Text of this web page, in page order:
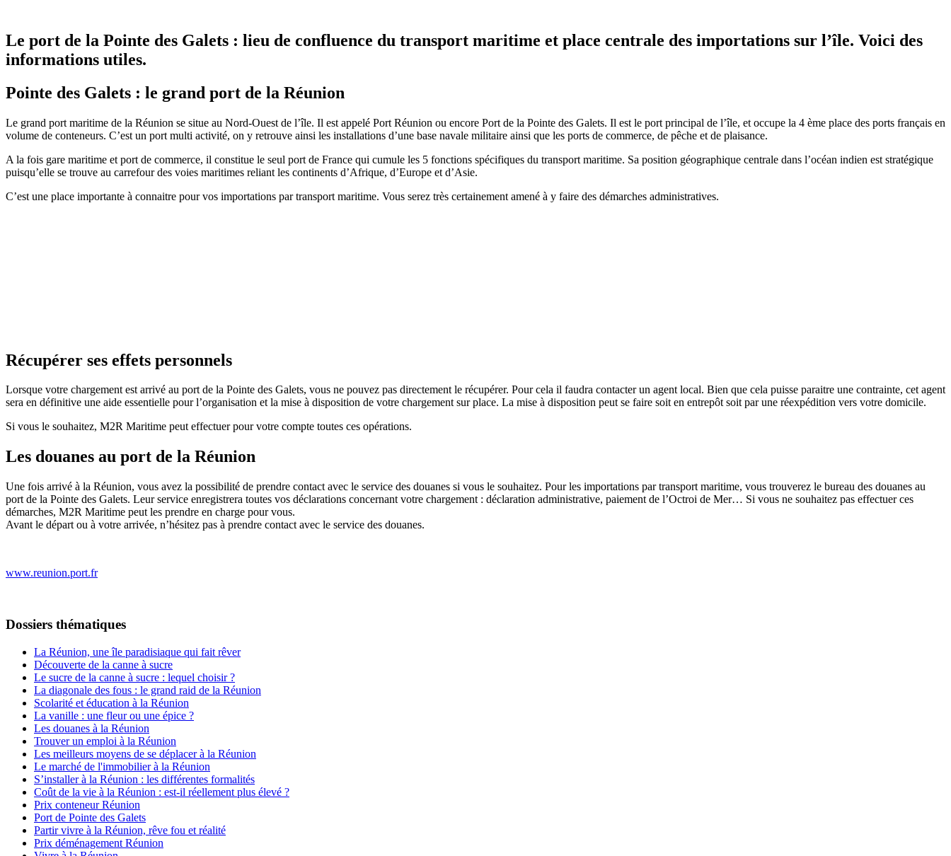
Le port de la Pointe des Galets : lieu de confluence du transport maritime et place centrale des importations sur l’île. Voici des
informations utiles.
Pointe des Galets : le grand port de la Réunion
Le grand port maritime de la Réunion se situe au Nord-Ouest de l’île. Il est appelé Port Réunion ou encore Port de la Pointe des Galets. Il est le port principal de l’île, et occupe la 4 ème place des ports français en
volume de conteneurs. C’est un port multi activité, on y retrouve ainsi les installations d’une base navale militaire ainsi que les ports de commerce, de pêche et de plaisance.
A la fois gare maritime et port de commerce, il constitue le seul port de France qui cumule les 5 fonctions spécifiques du transport maritime. Sa position géographique centrale dans l’océan indien est stratégique
puisqu’elle se trouve au carrefour des voies maritimes reliant les continents d’Afrique, d’Europe et d’Asie.
C’est une place importante à connaitre pour vos importations par transport maritime. Vous serez très certainement amené à y faire des démarches administratives.
Récupérer ses effets personnels
Lorsque votre chargement est arrivé au port de la Pointe des Galets, vous ne pouvez pas directement le récupérer. Pour cela il faudra contacter un agent local. Bien que cela puisse paraitre une contrainte, cet agent
sera en définitive une aide essentielle pour l’organisation et la mise à disposition de votre chargement sur place. La mise à disposition peut se faire soit en entrepôt soit par une réexpédition vers votre domicile.
Si vous le souhaitez, M2R Maritime peut effectuer pour votre compte toutes ces opérations.
Les douanes au port de la Réunion
Une fois arrivé à la Réunion, vous avez la possibilité de prendre contact avec le service des douanes si vous le souhaitez. Pour les importations par transport maritime, vous trouverez le bureau des douanes au
port de la Pointe des Galets. Leur service enregistrera toutes vos déclarations concernant votre chargement : déclaration administrative, paiement de l’Octroi de Mer… Si vous ne souhaitez pas effectuer ces
démarches, M2R Maritime peut les prendre en charge pour vous.
Avant le départ ou à votre arrivée, n’hésitez pas à prendre contact avec le service des douanes.
www.reunion.port.fr
Dossiers thématiques
La Réunion, une île paradisiaque qui fait rêver
Découverte de la canne à sucre
Le sucre de la canne à sucre : lequel choisir ?
La diagonale des fous : le grand raid de la Réunion
Scolarité et éducation à la Réunion
La vanille : une fleur ou une épice ?
Les douanes à la Réunion
Trouver un emploi à la Réunion
Les meilleurs moyens de se déplacer à la Réunion
Le marché de l'immobilier à la Réunion
S’installer à la Réunion : les différentes formalités
Coût de la vie à la Réunion : est-il réellement plus élevé ?
Prix conteneur Réunion
Port de Pointe des Galets
Partir vivre à la Réunion, rêve fou et réalité
Prix déménagement Réunion